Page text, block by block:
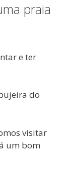
praia
e ter
do
visitar
um bom